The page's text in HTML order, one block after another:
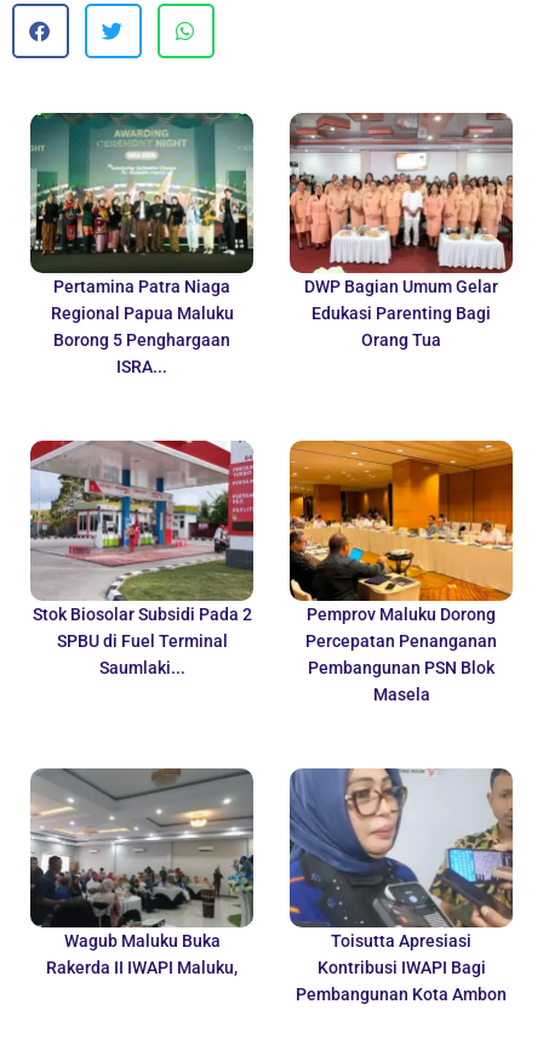
Pertamina Patra Niaga
Regional Papua Maluku
Borong 5 Penghargaan
ISRA...
DWP Bagian Umum Gelar
Edukasi Parenting Bagi
Orang Tua
Stok Biosolar Subsidi Pada 2
SPBU di Fuel Terminal
Saumlaki...
Pemprov Maluku Dorong
Percepatan Penanganan
Pembangunan PSN Blok
Masela
Wagub Maluku Buka
Rakerda II IWAPI Maluku,
Toisutta Apresiasi
Kontribusi IWAPI Bagi
Pembangunan Kota Ambon